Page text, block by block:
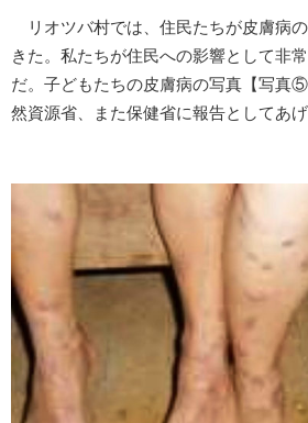
リオツバ村では、住民たちが皮膚病
きた。私たちが住民への影響として非
だ。子どもたちの皮膚病の写真【写真
然資源省、また保健省に報告としてあげ